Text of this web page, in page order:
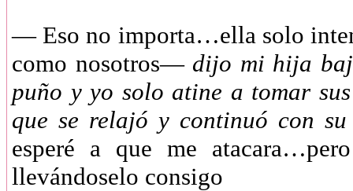
— Eso no importa…ella solo
como nosotros— dijo mi hija
puño y yo solo atine a tomar
que se relajó y continuó con
esperé a que me
llevándoselo consigo